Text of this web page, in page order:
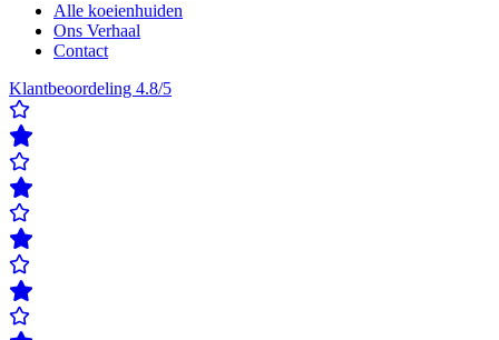
Alle koeienhuiden
Ons Verhaal
Contact
Klantbeoordeling 4.8/5